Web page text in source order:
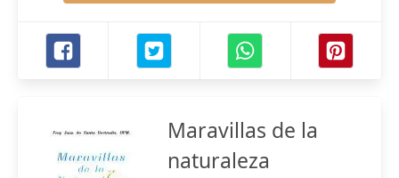
Maravillas de la
naturaleza